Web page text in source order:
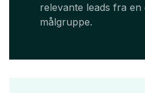
relevante leads fra en
målgruppe.